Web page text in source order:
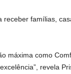
famílias,
máxima como
revela